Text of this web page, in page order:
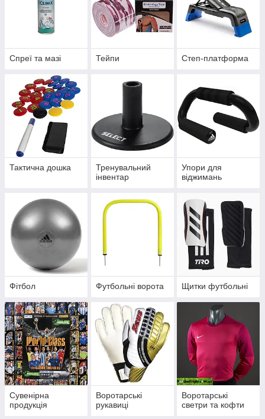
Спреї та мазі Тейпи Степ-платформа
Тактична дошка
Тренувальний
інвентар
Упори для
віджимань
Фітбол Футбольні ворота Щитки футбольні
Сувенірна
продукція
Воротарські
рукавиці
Воротарські
светри та кофти